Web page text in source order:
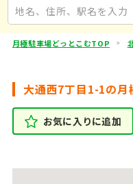
月極駐車場どっとこむTOP
大通西7丁目1-1の月
お気に入りに追加